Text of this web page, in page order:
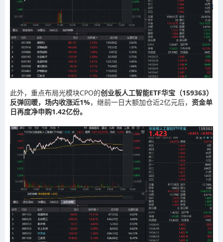
此外，重点布局光模块CPO的创业板人工智能ETF华宝（159363）
反弹回暖，场内收涨近1%，继前一日大额加仓近2亿元后， 资金单
日再度净申购1.42亿份。